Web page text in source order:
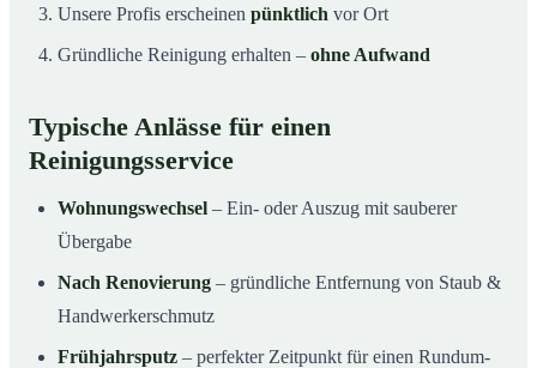
Unsere Profis erscheinen pünktlich vor Ort
Gründliche Reinigung erhalten – ohne Aufwand
Typische Anlässe für einen
Reinigungsservice
Wohnungswechsel – Ein- oder Auszug mit sauberer
Übergabe
Nach Renovierung – gründliche Entfernung von Staub &
Handwerkerschmutz
Frühjahrsputz – perfekter Zeitpunkt für einen Rundum-